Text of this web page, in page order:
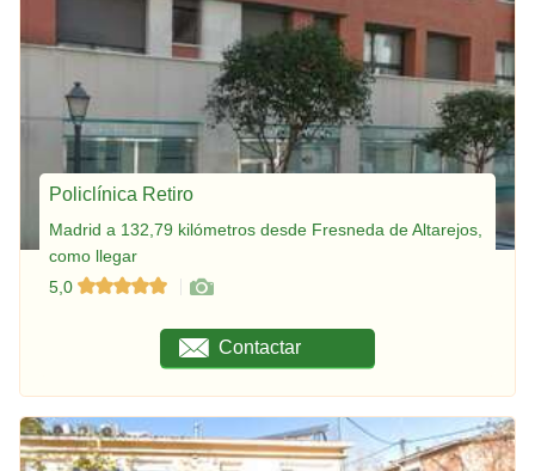
Policlínica Retiro
Madrid a 132,79 kilómetros desde Fresneda de Altarejos,
como llegar
5,0
Contactar